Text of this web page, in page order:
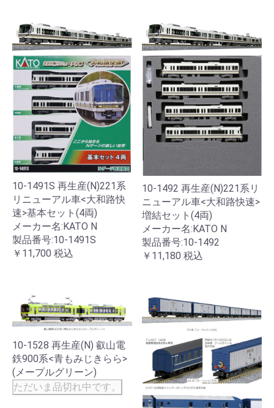
10-1491S 再生産(N)221系
リニューアル車<大和路快
速>基本セット(4両)
メーカー名:KATO N
製品番号:10-1491S
￥11,700 税込
10-1492 再生産(N)221系リ
ニューアル車<大和路快速>
増結セット(4両)
メーカー名:KATO N
製品番号:10-1492
￥11,180 税込
10-1528 再生産(N) 叡山電
鉄900系<青もみじきらら>
(メープルグリーン)
ただいま品切れ中です。